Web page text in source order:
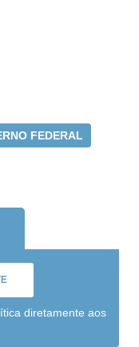
FEDERAL
diretamente aos